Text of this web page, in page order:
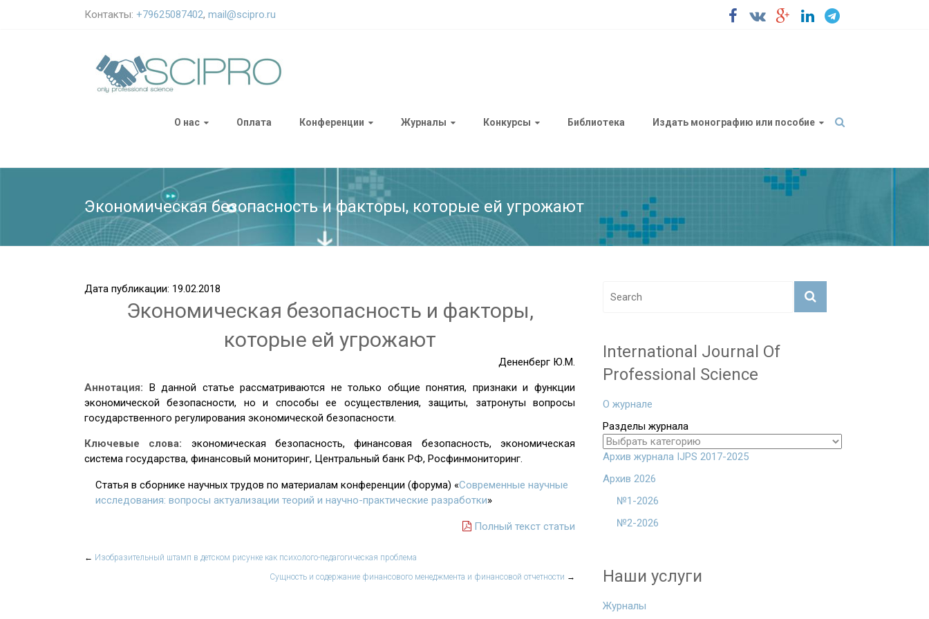
Контакты: +79625087402, mail@scipro.ru
О нас Оплата Конференции Журналы Конкурсы Библиотека Издать монографию или пособие
Экономическая безопасность и факторы, которые ей угрожают
Дата публикации: 19.02.2018
Экономическая безопасность и факторы,
которые ей угрожают
Дененберг Ю.М.
Аннотация: В данной статье рассматриваются не только общие понятия, признаки и функции
экономической безопасности, но и способы ее осуществления, защиты, затронуты вопросы
государственного регулирования экономической безопасности.
Ключевые слова: экономическая безопасность, финансовая безопасность, экономическая
система государства, финансовый мониторинг, Центральный банк РФ, Росфинмониторинг.
Статья в сборнике научных трудов по материалам конференции (форума) «Современные научные
исследования: вопросы актуализации теорий и научно-практические разработки»
Полный текст статьи
← Изобразительный штамп в детском рисунке как психолого-педагогическая проблема
Сущность и содержание финансового менеджмента и финансовой отчетности →
International Journal Of
Professional Science
О журнале
Разделы журнала
Архив журнала IJPS 2017-2025
Архив 2026
№1-2026
№2-2026
Наши услуги
Журналы